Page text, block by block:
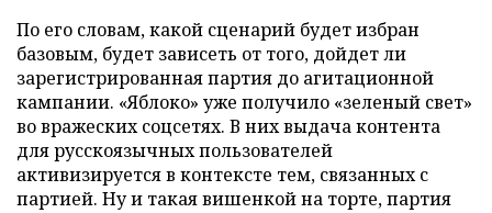
По его словам, какой сценарий будет избран
базовым, будет зависеть от того, дойдет ли
зарегистрированная партия до агитационной
кампании. «Яблоко» уже получило «зеленый свет»
во вражеских соцсетях. В них выдача контента
для русскоязычных пользователей
активизируется в контексте тем, связанных с
партией. Ну и такая вишенкой на торте, партия